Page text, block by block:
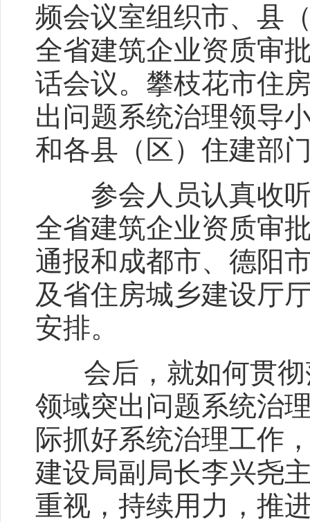
频会议室组织市、县
全省建筑企业资质审
话会议。攀枝花市住
出问题系统治理领导
和各县（区）住建部
参会人员认真收听
全省建筑企业资质审
通报和成都市、德阳
及省住房城乡建设厅
安排。
会后，就如何贯彻
领域突出问题系统治
际抓好系统治理工作
建设局副局长李兴尧
重视，持续用力，推